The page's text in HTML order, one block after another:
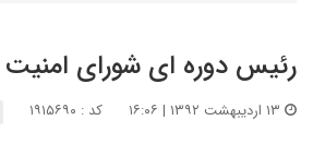
رئیس دوره ای شورای
کد : ۱۹۱۵۶۹۰